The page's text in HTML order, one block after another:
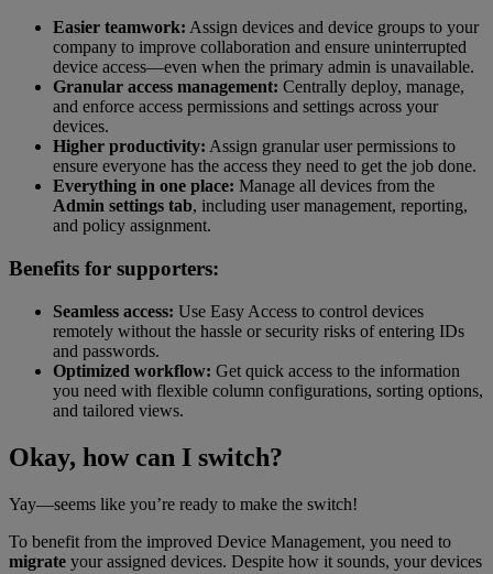
Easier teamwork: Assign devices and device groups to your
company to improve collaboration and ensure uninterrupted
device access—even when the primary admin is unavailable.
Granular access management: Centrally deploy, manage,
and enforce access permissions and settings across your
devices.
Higher productivity: Assign granular user permissions to
ensure everyone has the access they need to get the job done.
Everything in one place: Manage all devices from the
Admin settings tab, including user management, reporting,
and policy assignment.
Benefits for supporters:
Seamless access: Use Easy Access to control devices
remotely without the hassle or security risks of entering IDs
and passwords.
Optimized workflow: Get quick access to the information
you need with flexible column configurations, sorting options,
and tailored views.
Okay, how can I switch?
Yay—seems like you’re ready to make the switch!
To benefit from the improved Device Management, you need to
migrate your assigned devices. Despite how it sounds, your devices